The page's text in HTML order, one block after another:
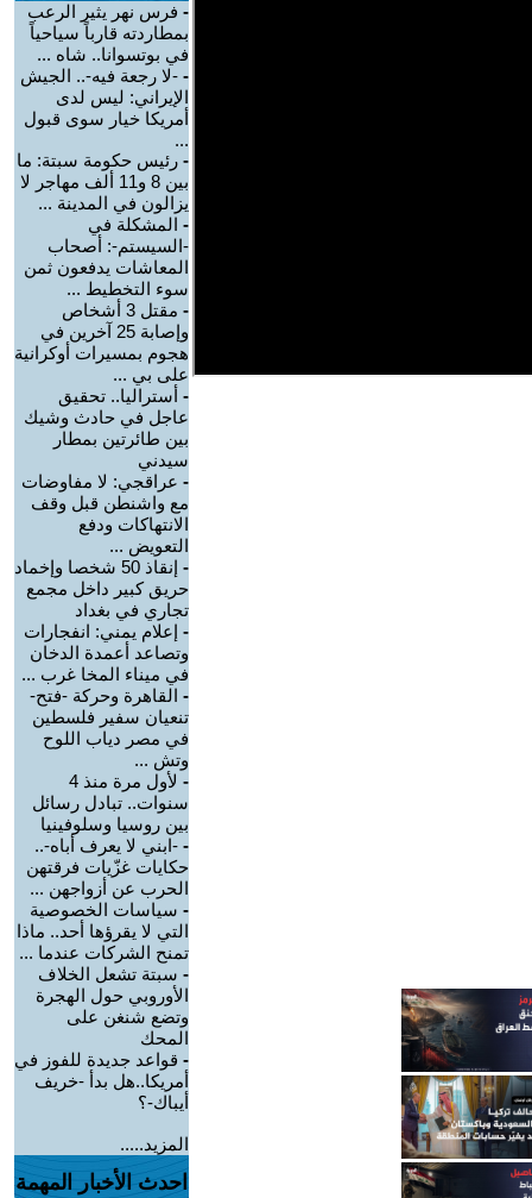
- فرس نهر يثير الرعب
بمطاردته قارباً سياحياً
في بوتسوانا.. شاه ...
- -لا رجعة فيه-.. الجيش
الإيراني: ليس لدى
أمريكا خيار سوى قبول
...
- رئيس حكومة سبتة: ما
بين 8 و11 ألف مهاجر لا
يزالون في المدينة ...
- المشكلة في
-السيستم-: أصحاب
المعاشات يدفعون ثمن
سوء التخطيط ...
-
مقتل 3 أشخاص
وإصابة 25 آخرين في
هجوم بمسيرات أوكرانية
على بي ...
- أستراليا.. تحقيق
عاجل في حادث وشيك
بين طائرتين بمطار
سيدني
- عراقجي: لا مفاوضات
مع واشنطن قبل وقف
الانتهاكات ودفع
التعويض ...
-
إنقاذ 50 شخصا وإخماد
حريق كبير داخل مجمع
تجاري في بغداد
- إعلام يمني: انفجارات
وتصاعد أعمدة الدخان
في ميناء المخا غرب ...
- القاهرة وحركة -فتح-
تنعيان سفير فلسطين
في مصر دياب اللوح
وتش ...
-
لأول مرة منذ 4
سنوات.. تبادل رسائل
بين روسيا وسلوفينيا
- -ابني لا يعرف أباه-..
حكايات غزّيات فرقتهن
الحرب عن أزواجهن ...
- سياسات الخصوصية
التي لا يقرؤها أحد.. ماذا
تمنح الشركات عندما ...
- سبتة تشعل الخلاف
الأوروبي حول الهجرة
وتضع شنغن على
المحك
- قواعد جديدة للفوز في
أمريكا..هل بدأ -خريف
أيباك-؟
المزيد.....
احدث الأخبار المهمة